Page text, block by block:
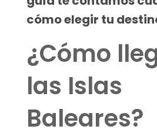
cómo elegir tu
¿Cómo
las Islas
Baleares?